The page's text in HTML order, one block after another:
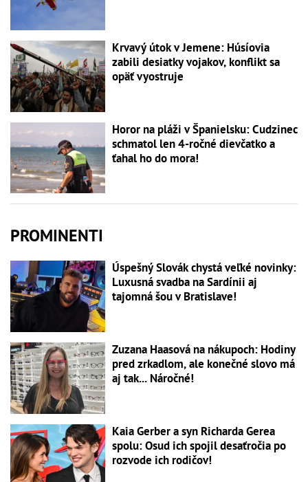
Krvavý útok v Jemene: Húsíovia
zabili desiatky vojakov, konflikt sa
opäť vyostruje
Horor na pláži v Španielsku: Cudzinec
schmatol len 4-ročné dievčatko a
ťahal ho do mora!
PROMINENTI
Úspešný Slovák chystá veľké novinky:
Luxusná svadba na Sardínii aj
tajomná šou v Bratislave!
Zuzana Haasová na nákupoch: Hodiny
pred zrkadlom, ale konečné slovo má
aj tak... Náročné!
Kaia Gerber a syn Richarda Gerea
spolu: Osud ich spojil desaťročia po
rozvode ich rodičov!